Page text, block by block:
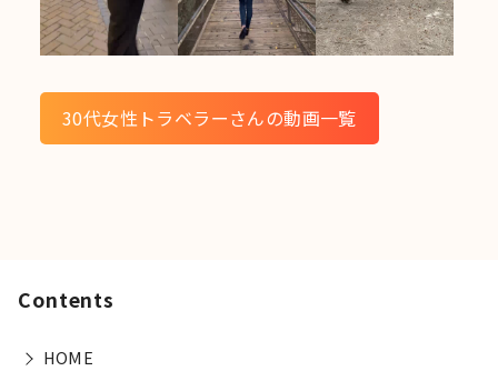
30代女性トラベラーさんの動画一覧
Contents
HOME